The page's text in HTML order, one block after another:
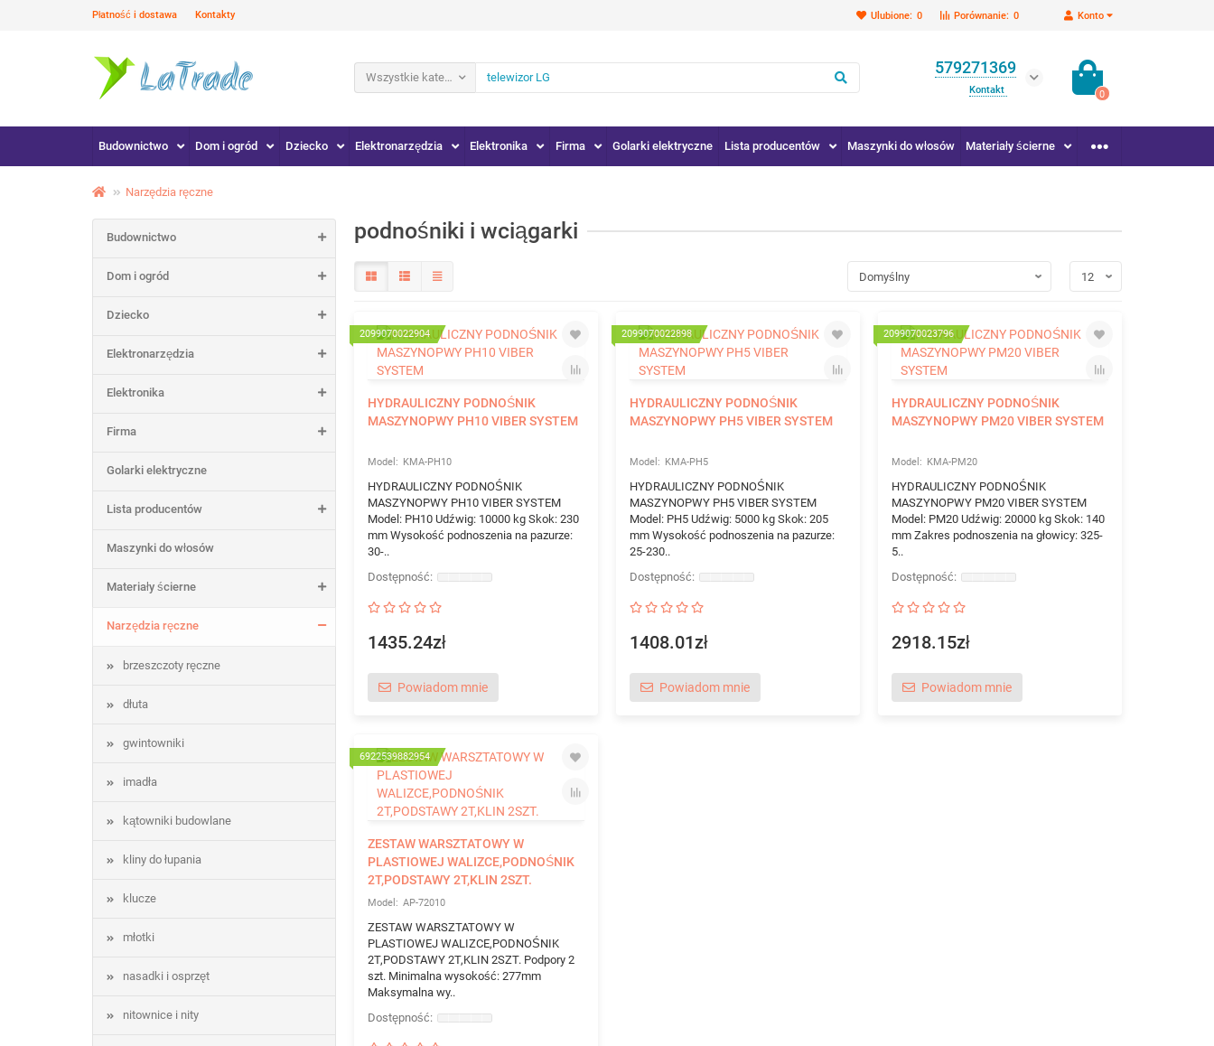
Konto
Porównanie: 0
Ulubione: 0
Płatność i dostawa Kontakty
Wszystkie kategorie
579271369
Kontakt 0
Budownictwo Dom i ogród Dziecko Elektronarzędzia Elektronika Firma Golarki elektryczne Lista producentów Maszynki do włosów Materiały ścierne
Narzędzia ręczne
Budownictwo
Dom i ogród
Dziecko
Elektronarzędzia
Elektronika
Firma
Golarki elektryczne
Lista producentów
Maszynki do włosów
Materiały ścierne
Narzędzia ręczne
brzeszczoty ręczne
dłuta
gwintowniki
imadła
kątowniki budowlane
kliny do łupania
klucze
młotki
nasadki i osprzęt
nitownice i nity
podnośniki i wciągarki
2099070022904
HYDRAULICZNY PODNOŚNIK
MASZYNOPWY PH10 VIBER SYSTEM
KMA-PH10
HYDRAULICZNY PODNOŚNIK
MASZYNOPWY PH10 VIBER SYSTEM
Model: PH10 Udźwig: 10000 kg Skok: 230
mm Wysokość podnoszenia na pazurze:
30-..
1435.24zł
Powiadom mnie
2099070022898
HYDRAULICZNY PODNOŚNIK
MASZYNOPWY PH5 VIBER SYSTEM
KMA-PH5
HYDRAULICZNY PODNOŚNIK
MASZYNOPWY PH5 VIBER SYSTEM
Model: PH5 Udźwig: 5000 kg Skok: 205
mm Wysokość podnoszenia na pazurze:
25-230..
1408.01zł
Powiadom mnie
2099070023796
HYDRAULICZNY PODNOŚNIK
MASZYNOPWY PM20 VIBER SYSTEM
KMA-PM20
HYDRAULICZNY PODNOŚNIK
MASZYNOPWY PM20 VIBER SYSTEM
Model: PM20 Udźwig: 20000 kg Skok: 140
mm Zakres podnoszenia na głowicy: 325-
5..
2918.15zł
Powiadom mnie
6922539882954
ZESTAW WARSZTATOWY W
PLASTIOWEJ WALIZCE,PODNOŚNIK
2T,PODSTAWY 2T,KLIN 2SZT.
AP-72010
ZESTAW WARSZTATOWY W
PLASTIOWEJ WALIZCE,PODNOŚNIK
2T,PODSTAWY 2T,KLIN 2SZT. Podpory 2
szt. Minimalna wysokość: 277mm
Maksymalna wy..